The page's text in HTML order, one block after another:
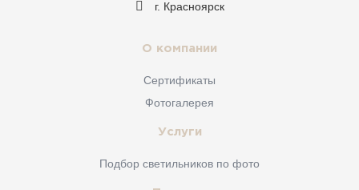
г. Красноярск
О компании
Сертификаты
Фотогалерея
Услуги
Подбор светильников по фото